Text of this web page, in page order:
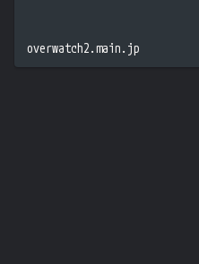
overwatch2.main.jp